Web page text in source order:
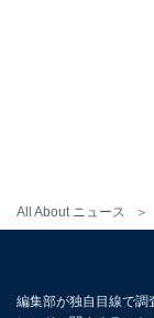
All About ニュース
編集部が独自目線で調